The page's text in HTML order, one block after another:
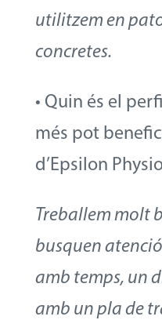
utilitzem en
concretes.
• Quin és el
més pot
d’Epsilon
Treballem molt
busquen
amb temps, un
amb un pla de